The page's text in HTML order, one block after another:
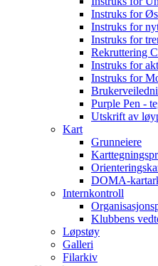
Instruks for
Instruks for
Instruks for
Rekruttering
Instruks for
Instruks for
Purple Pen -
Utskrift av
Kart
Grunneiere
DOMA-
Internkontroll
Klubbens
Løpstøy
Galleri
Filarkiv